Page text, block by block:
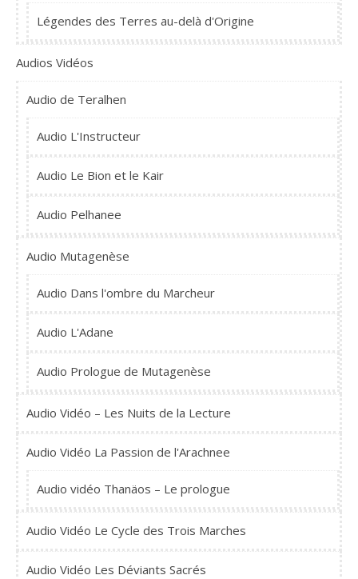
Légendes des Terres au-delà d'Origine
Audios Vidéos
Audio de Teralhen
Audio L'Instructeur
Audio Le Bion et le Kair
Audio Pelhanee
Audio Mutagenèse
Audio Dans l'ombre du Marcheur
Audio L'Adane
Audio Prologue de Mutagenèse
Audio Vidéo – Les Nuits de la Lecture
Audio Vidéo La Passion de l'Arachnee
Audio vidéo Thanäos – Le prologue
Audio Vidéo Le Cycle des Trois Marches
Audio Vidéo Les Déviants Sacrés